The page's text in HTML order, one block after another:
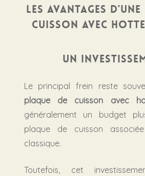
Les avantages
cuisson avec
Un
Le principal frein reste
plaque de cuisson avec
généralement un budget
plaque de cuisson
classique.
Toutefois, cet